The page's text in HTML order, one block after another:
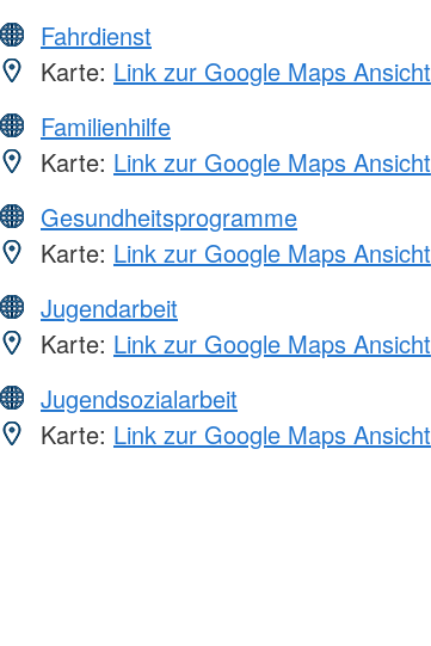
Fahrdienst
Karte: Link zur Google Maps Ansicht
Familienhilfe
Karte: Link zur Google Maps Ansicht
Gesundheitsprogramme
Karte: Link zur Google Maps Ansicht
Jugendarbeit
Karte: Link zur Google Maps Ansicht
Jugendsozialarbeit
Karte: Link zur Google Maps Ansicht